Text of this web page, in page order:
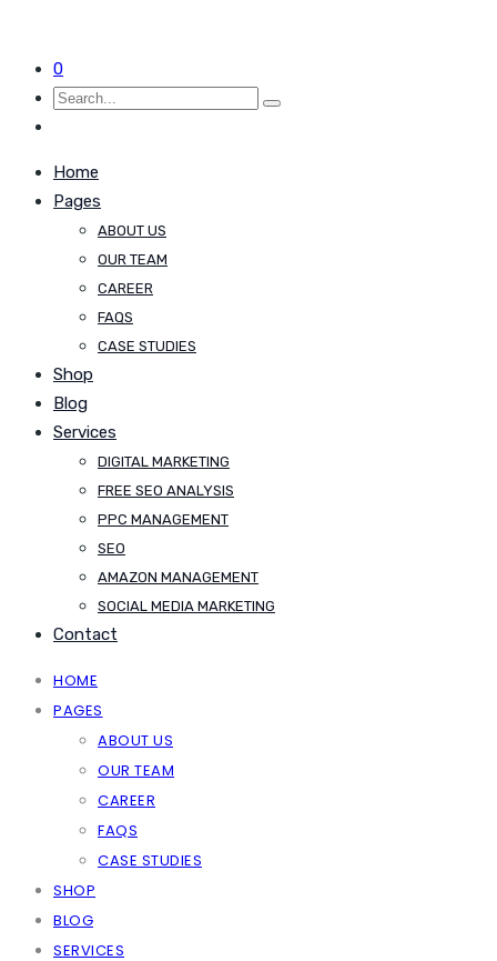
0
Home
Pages
ABOUT US
OUR TEAM
CAREER
FAQS
CASE STUDIES
Shop
Blog
Services
DIGITAL MARKETING
FREE SEO ANALYSIS
PPC MANAGEMENT
SEO
AMAZON MANAGEMENT
SOCIAL MEDIA MARKETING
Contact
HOME
PAGES
ABOUT US
OUR TEAM
CAREER
FAQS
CASE STUDIES
SHOP
BLOG
SERVICES